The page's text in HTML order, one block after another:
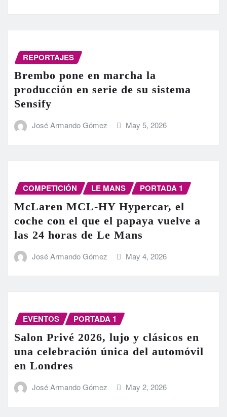
REPORTAJES
Brembo pone en marcha la
producción en serie de su sistema
Sensify
José Armando Gómez May 5, 2026
COMPETICIÓN LE MANS PORTADA 1
McLaren MCL-HY Hypercar, el
coche con el que el papaya vuelve a
las 24 horas de Le Mans
José Armando Gómez May 4, 2026
EVENTOS PORTADA 1
Salon Privé 2026, lujo y clásicos en
una celebración única del automóvil
en Londres
José Armando Gómez May 2, 2026